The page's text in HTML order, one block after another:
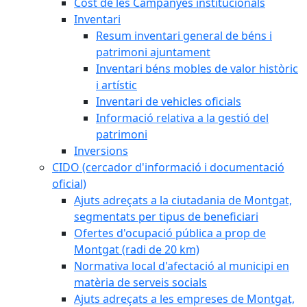
Inventari
Resum inventari general de béns i
patrimoni ajuntament
Inventari béns mobles de valor històric
i artístic
Inventari de vehicles oficials
Informació relativa a la gestió del
patrimoni
Inversions
CIDO (cercador d'informació i documentació
oficial)
Ajuts adreçats a la ciutadania de Montgat,
segmentats per tipus de beneficiari
Ofertes d'ocupació pública a prop de
Montgat (radi de 20 km)
Normativa local d'afectació al municipi en
matèria de serveis socials
Ajuts adreçats a les empreses de Montgat,